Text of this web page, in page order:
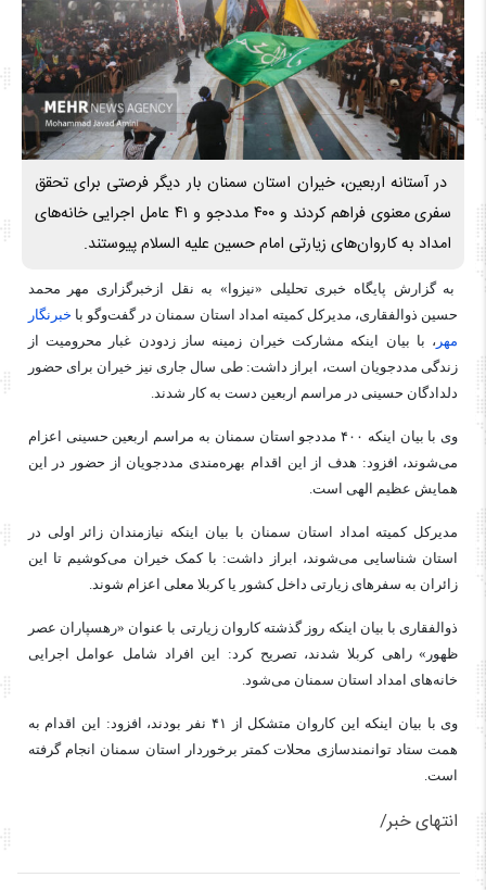
در آستانه اربعین، خیران استان سمنان بار دیگر فرصتی برای تحقق
سفری معنوی فراهم کردند و ۴۰۰ مددجو و ۴۱ عامل اجرایی خانه‌های
امداد به کاروان‌های زیارتی امام حسین علیه السلام پیوستند.
به گزارش پایگاه خبری تحلیلی «نیزوا» به نقل ازخبرگزاری مهر محمد
حسین ذوالفقاری، مدیرکل کمیته امداد استان سمنان در گفت‌وگو با خبرنگار
مهر ، با بیان اینکه مشارکت خیران زمینه ساز زدودن غبار محرومیت از
زندگی مددجویان است، ابراز داشت: طی سال جاری نیز خیران برای حضور
دلدادگان حسینی در مراسم اربعین دست به کار شدند.
وی با بیان اینکه ۴۰۰ مددجو استان سمنان به مراسم اربعین حسینی اعزام
می‌شوند، افزود: هدف از این اقدام بهره‌مندی مددجویان از حضور در این
همایش عظیم الهی است.
مدیرکل کمیته امداد استان سمنان با بیان اینکه نیازمندان زائر اولی در
استان شناسایی می‌شوند، ابراز داشت: با کمک خیران می‌کوشیم تا این
زائران به سفرهای زیارتی داخل کشور یا کربلا معلی اعزام شوند.
ذوالفقاری با بیان اینکه روز گذشته کاروان زیارتی با عنوان «رهسپاران عصر
ظهور» راهی کربلا شدند، تصریح کرد: این افراد شامل عوامل اجرایی
خانه‌های امداد استان سمنان می‌شود.
وی با بیان اینکه این کاروان متشکل از ۴۱ نفر بودند، افزود: این اقدام به
همت ستاد توانمندسازی محلات کمتر برخوردار استان سمنان انجام گرفته
است.
انتهای خبر/